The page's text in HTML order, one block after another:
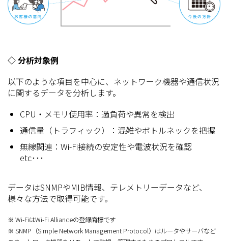
◇ 分析対象例
以下のような項目を中心に、ネットワーク機器や通信状況
に関するデータを分析します。
CPU・メモリ使用率：過負荷や異常を検出
通信量（トラフィック）：混雑やボトルネックを把握
無線関連：Wi-Fi接続の安定性や電波状況を確認
etc･･･
データはSNMPやMIB情報、テレメトリーデータなど、
様々な方法で取得可能です。
※ Wi-FiはWi-Fi Allianceの登録商標です
※ SNMP（Simple Network Management Protocol）はルータやサーバなど